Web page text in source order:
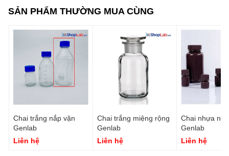
SẢN PHẨM THƯỜNG MUA CÙNG
Chai trắng nắp vặn
Genlab
Liên hệ
Chai trắng miệng rộng
Genlab
Liên hệ
Chai nhựa
Genlab
Liên hệ